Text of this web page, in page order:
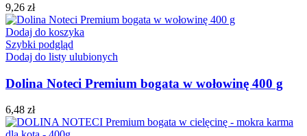
9,26 zł
Dodaj do koszyka
Szybki podgląd
Dodaj do listy ulubionych
Dolina Noteci Premium bogata w wołowinę 400 g
6,48 zł